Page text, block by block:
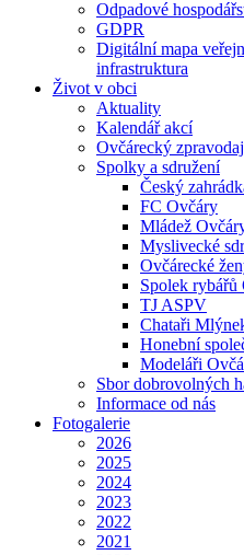
Odpadové
GDPR
Digitální mapa
infrastruktura
Život v obci
Aktuality
Kalendář akcí
Ovčárecký zpravodaj
Spolky a sdružení
Český
FC Ovčáry
Mládež
Myslivecké
Ovčárecké
Spolek rybářů
TJ ASPV
Chataři
Honební
Modeláři
Sbor dobrovolných
Informace od nás
Fotogalerie
2026
2025
2024
2023
2022
2021